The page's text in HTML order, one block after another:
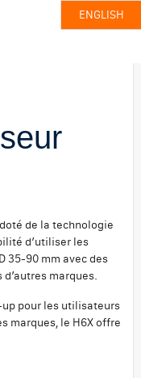
ENGLISH
de la technologie
d’utiliser les
35-90 mm avec des
marques.
up pour les utilisateurs
marques, le H6X offre